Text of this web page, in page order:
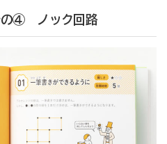
の④ ノック回路